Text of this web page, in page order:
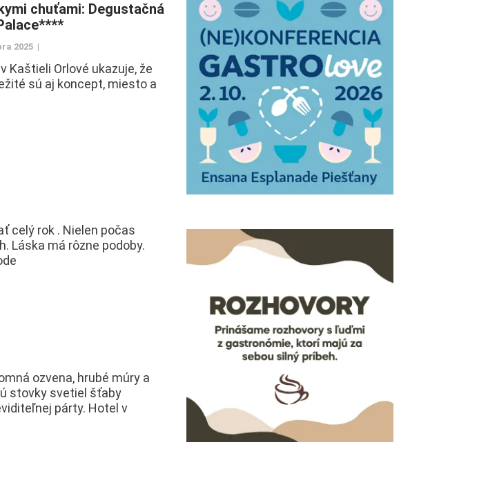
chuťami: Degustačná
2025
Kaštieli Orlové ukazuje, že
sú aj koncept, miesto a
celý rok . Nielen počas
Láska má rôzne podoby.
ozvena, hrubé múry a
stovky svetiel šťaby
párty. Hotel v